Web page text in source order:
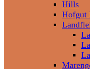
Hills
Hofgut